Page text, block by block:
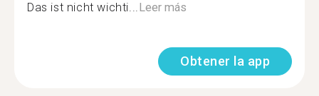
Das ist nicht wichti...Leer más
Obtener la app